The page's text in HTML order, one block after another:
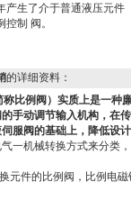
产生了介于普通液压元件
控制 阀。
的详细资料：
比例阀）实质上是一种
手动调节输入机构，在
服阀的基础上，降低设计
一机械转换方式来分类
元件的比例阀，比例电